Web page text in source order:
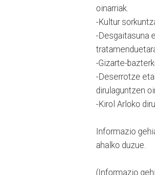
oinarriak.
-Kultur
-Desgaitasuna
-Gizarte-
-Deserrotze
dirulaguntzen
-Kirol Arloko
Informazio
ahalko duzue.
(Informazio